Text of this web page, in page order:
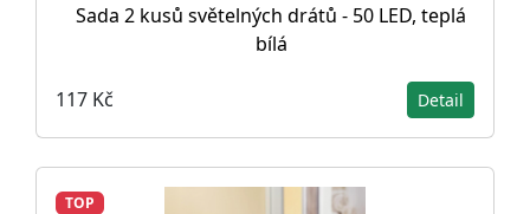
Sada 2 kusů světelných drátů - 50 LED, teplá
bílá
117 Kč Detail
TOP